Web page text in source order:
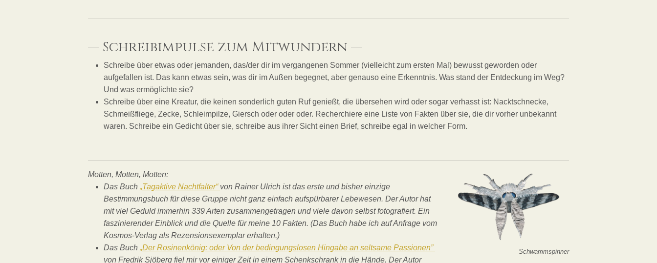
— Schreibimpulse zum Mitwundern —
Schreibe über etwas oder jemanden, das/der dir im vergangenen Sommer (vielleicht zum ersten Mal) bewusst geworden oder
aufgefallen ist. Das kann etwas sein, was dir im Außen begegnet, aber genauso eine Erkenntnis. Was stand der Entdeckung im Weg?
Und was ermöglichte sie?
Schreibe über eine Kreatur, die keinen sonderlich guten Ruf genießt, die übersehen wird oder sogar verhasst ist: Nacktschnecke,
Schmeißfliege, Zecke, Schleimpilze, Giersch oder oder oder. Recherchiere eine Liste von Fakten über sie, die dir vorher unbekannt
waren. Schreibe ein Gedicht über sie, schreibe aus ihrer Sicht einen Brief, schreibe egal in welcher Form.
Schwammspinner
Motten, Motten, Motten:
Das Buch „Tagaktive Nachtfalter“ von Rainer Ulrich ist das erste und bisher einzige
Bestimmungsbuch für diese Gruppe nicht ganz einfach aufspürbarer Lebewesen. Der Autor hat
mit viel Geduld immerhin 339 Arten zusammengetragen und viele davon selbst fotografiert. Ein
faszinierender Einblick und die Quelle für meine 10 Fakten. (Das Buch habe ich auf Anfrage vom
Kosmos-Verlag als Rezensionsexemplar erhalten.)
Das Buch „Der Rosinenkönig: oder Von der bedingungslosen Hingabe an seltsame Passionen”
von Fredrik Sjöberg fiel mir vor einiger Zeit in einem Schenkschrank in die Hände. Der Autor